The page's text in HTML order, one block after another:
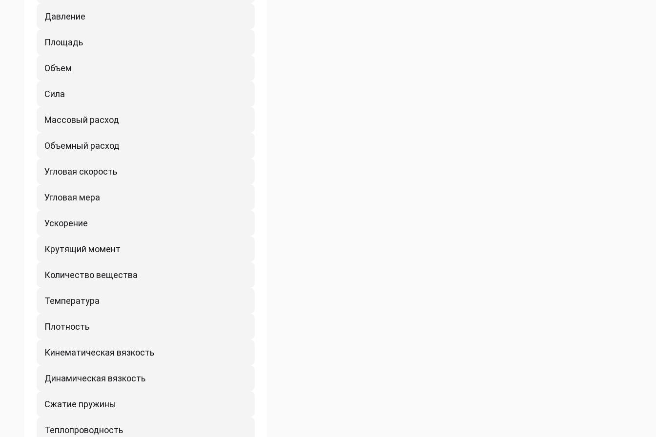
Давление
Площадь
Объем
Сила
Массовый расход
Объемный расход
Угловая скорость
Угловая мера
Ускорение
Крутящий момент
Количество вещества
Температура
Плотность
Кинематическая вязкость
Динамическая вязкость
Сжатие пружины
Теплопроводность